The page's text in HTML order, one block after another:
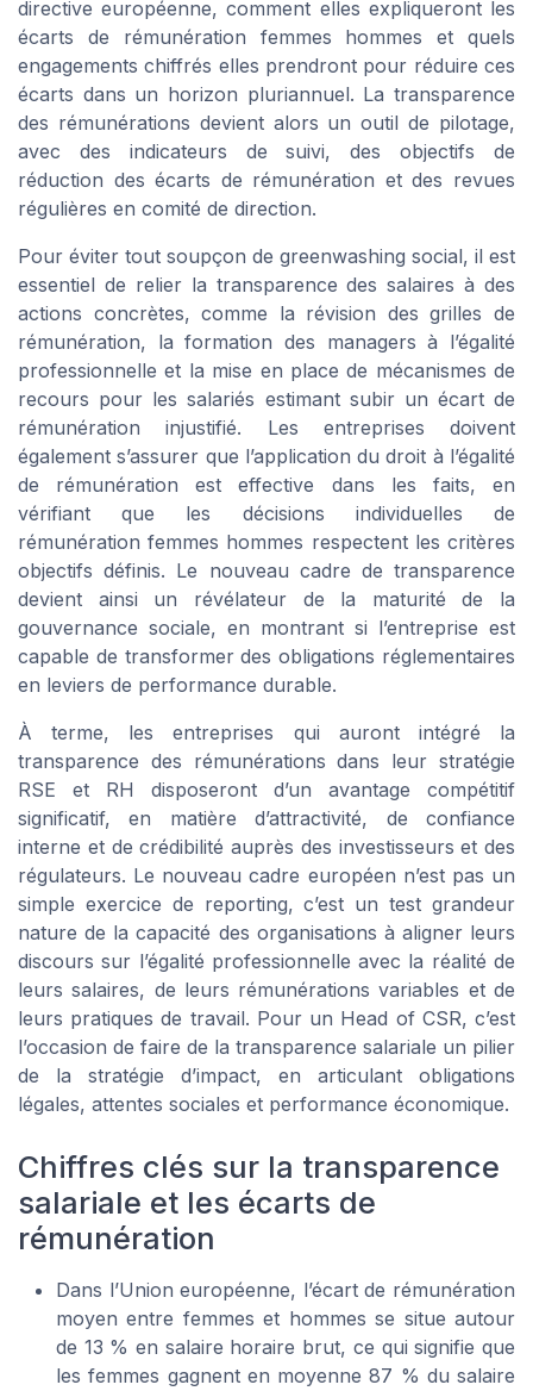
directive européenne, comment elles expliqueront les
écarts de rémunération femmes hommes et quels
engagements chiffrés elles prendront pour réduire ces
écarts dans un horizon pluriannuel. La transparence
des rémunérations devient alors un outil de pilotage,
avec des indicateurs de suivi, des objectifs de
réduction des écarts de rémunération et des revues
régulières en comité de direction.
Pour éviter tout soupçon de greenwashing social, il est
essentiel de relier la transparence des salaires à des
actions concrètes, comme la révision des grilles de
rémunération, la formation des managers à l’égalité
professionnelle et la mise en place de mécanismes de
recours pour les salariés estimant subir un écart de
rémunération injustifié. Les entreprises doivent
également s’assurer que l’application du droit à l’égalité
de rémunération est effective dans les faits, en
vérifiant que les décisions individuelles de
rémunération femmes hommes respectent les critères
objectifs définis. Le nouveau cadre de transparence
devient ainsi un révélateur de la maturité de la
gouvernance sociale, en montrant si l’entreprise est
capable de transformer des obligations réglementaires
en leviers de performance durable.
À terme, les entreprises qui auront intégré la
transparence des rémunérations dans leur stratégie
RSE et RH disposeront d’un avantage compétitif
significatif, en matière d’attractivité, de confiance
interne et de crédibilité auprès des investisseurs et des
régulateurs. Le nouveau cadre européen n’est pas un
simple exercice de reporting, c’est un test grandeur
nature de la capacité des organisations à aligner leurs
discours sur l’égalité professionnelle avec la réalité de
leurs salaires, de leurs rémunérations variables et de
leurs pratiques de travail. Pour un Head of CSR, c’est
l’occasion de faire de la transparence salariale un pilier
de la stratégie d’impact, en articulant obligations
légales, attentes sociales et performance économique.
Chiffres clés sur la transparence
salariale et les écarts de
rémunération
Dans l’Union européenne, l’écart de rémunération
moyen entre femmes et hommes se situe autour
de 13 % en salaire horaire brut, ce qui signifie que
les femmes gagnent en moyenne 87 % du salaire